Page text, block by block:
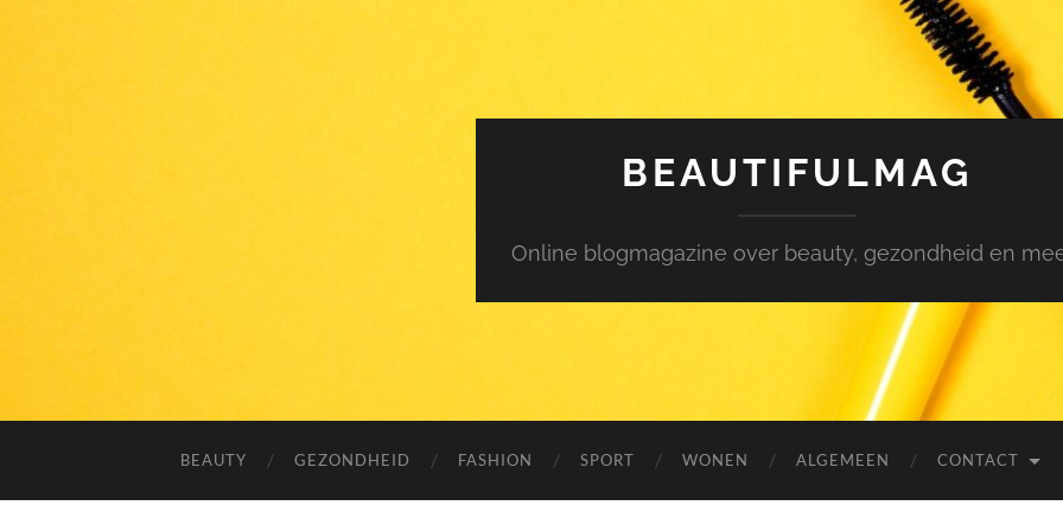
BEAUTIFULMAG
Online blogmagazine over beauty, gezondheid en
BEAUTY GEZONDHEID FASHION SPORT WONEN ALGEMEEN CONTACT